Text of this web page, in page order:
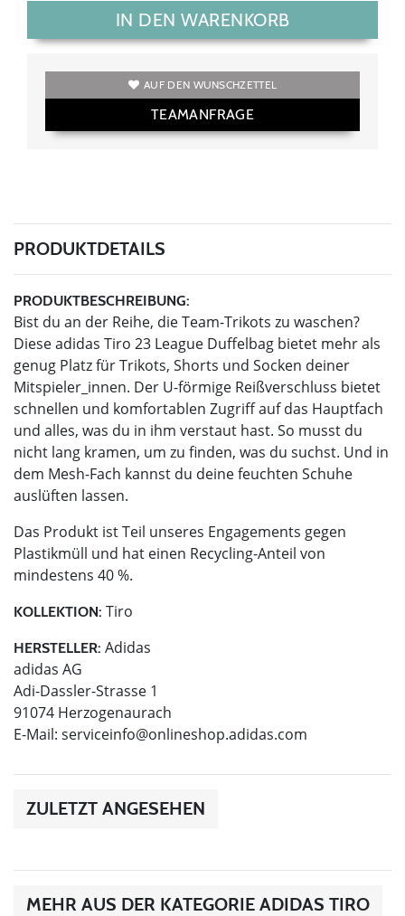
IN DEN WARENKORB
AUF DEN WUNSCHZETTEL
TEAMANFRAGE
PRODUKTDETAILS
PRODUKTBESCHREIBUNG:
Bist du an der Reihe, die Team-Trikots zu waschen?
Diese adidas Tiro 23 League Duffelbag bietet mehr als
genug Platz für Trikots, Shorts und Socken deiner
Mitspieler_innen. Der U-förmige Reißverschluss bietet
schnellen und komfortablen Zugriff auf das Hauptfach
und alles, was du in ihm verstaut hast. So musst du
nicht lang kramen, um zu finden, was du suchst. Und in
dem Mesh-Fach kannst du deine feuchten Schuhe
auslüften lassen.
Das Produkt ist Teil unseres Engagements gegen
Plastikmüll und hat einen Recycling-Anteil von
mindestens 40 %.
KOLLEKTION: Tiro
HERSTELLER: Adidas
adidas AG
Adi-Dassler-Strasse 1
91074 Herzogenaurach
E-Mail: serviceinfo@onlineshop.adidas.com
ZULETZT ANGESEHEN
MEHR AUS DER KATEGORIE ADIDAS TIRO